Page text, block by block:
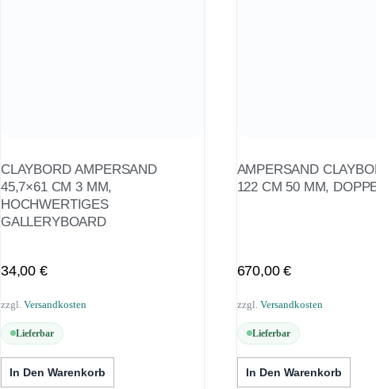
CLAYBORD AMPERSAND
45,7×61 CM 3 MM,
HOCHWERTIGES
GALLERYBOARD
34,00 €
zzgl. Versandkosten
Lieferbar
In Den Warenkorb
AMPERSAND
122 CM 50 MM,
670,00€
zzgl. Versandkosten
Lieferbar
In Den Warenkorb